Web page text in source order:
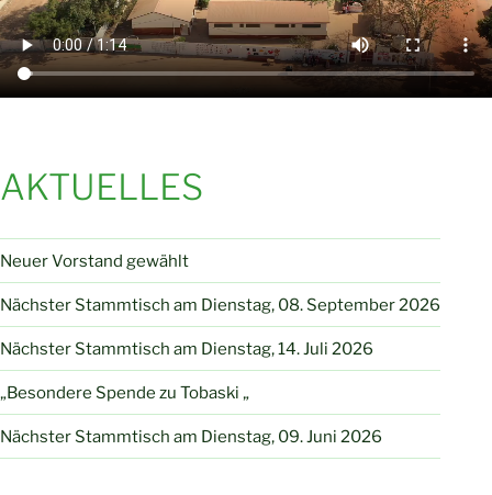
AKTUELLES
Neuer Vorstand gewählt
Nächster Stammtisch am Dienstag, 08. September 2026
Nächster Stammtisch am Dienstag, 14. Juli 2026
„Besondere Spende zu Tobaski „
Nächster Stammtisch am Dienstag, 09. Juni 2026